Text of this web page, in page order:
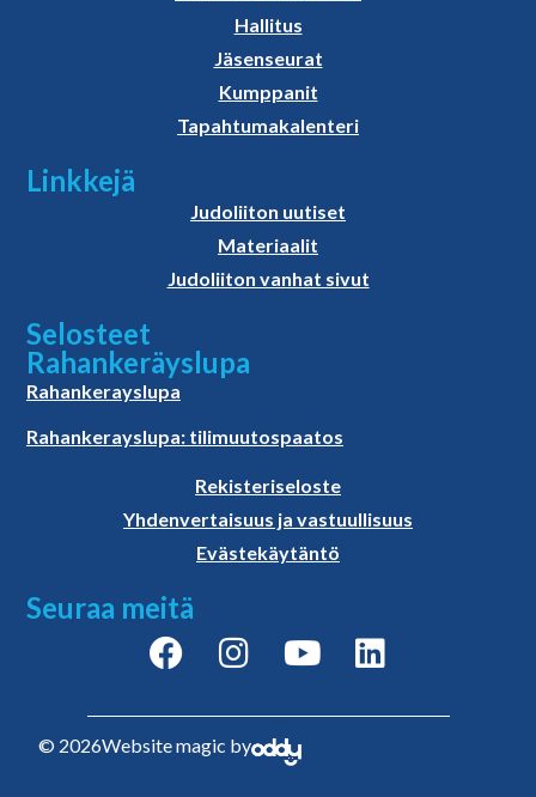
Hallitus
Jäsenseurat
Kumppanit
Tapahtumakalenteri
Linkkejä
Judoliiton uutiset
Materiaalit
Judoliiton vanhat sivut
Selosteet
Rahankeräyslupa
Rahankerayslupa
Rahankerayslupa: tilimuutospaatos
Rekisteriseloste
Yhdenvertaisuus ja vastuullisuus
Evästekäytäntö
Seuraa meitä
© 2026Website magic by